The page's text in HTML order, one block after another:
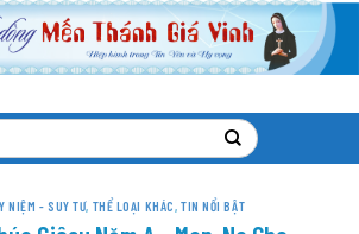
NIỆM - SUY TƯ, THỂ LOẠI KHÁC, TIN NỔI BẬT